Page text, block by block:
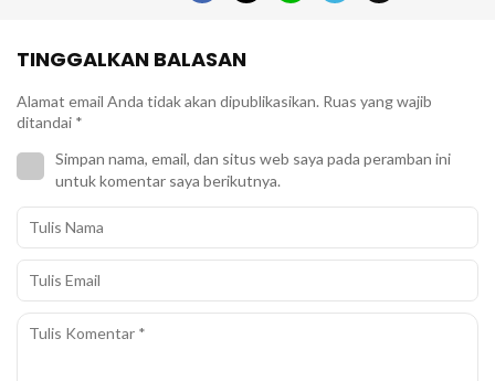
TINGGALKAN BALASAN
Alamat email Anda tidak akan dipublikasikan. Ruas yang wajib
ditandai *
Simpan nama, email, dan situs web saya pada peramban ini
untuk komentar saya berikutnya.